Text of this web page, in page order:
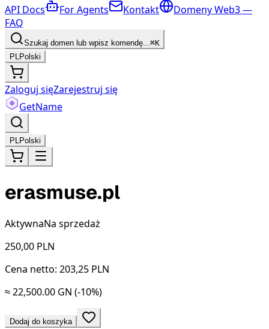
API Docs
For Agents Kontakt
Domeny Web3 —
FAQ
Szukaj domen lub wpisz komendę...⌘K
PLPolski
Zaloguj sięZarejestruj się
GetName
PLPolski
erasmuse.pl
AktywnaNa sprzedaż
250,00 PLN
Cena netto: 203,25 PLN
≈ 22,500.00 GN (-10%)
Dodaj do koszyka